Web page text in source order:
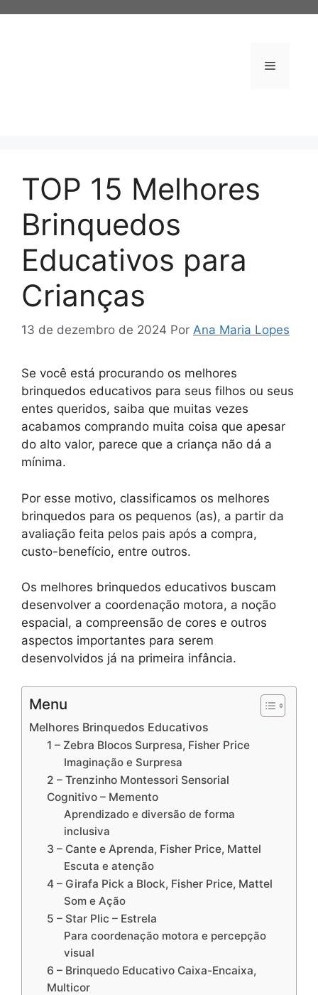
Menu
TOP 15 Melhores
Brinquedos
Educativos para
Crianças
13 de dezembro de 2024 Por Ana Maria Lopes
Se você está procurando os melhores
brinquedos educativos para seus filhos ou seus
entes queridos, saiba que muitas vezes
acabamos comprando muita coisa que apesar
do alto valor, parece que a criança não dá a
mínima.
Por esse motivo, classificamos os melhores
brinquedos para os pequenos (as), a partir da
avaliação feita pelos pais após a compra,
custo-benefício, entre outros.
Os melhores brinquedos educativos buscam
desenvolver a coordenação motora, a noção
espacial, a compreensão de cores e outros
aspectos importantes para serem
desenvolvidos já na primeira infância.
Menu
Melhores Brinquedos Educativos
1 – Zebra Blocos Surpresa, Fisher Price
Imaginação e Surpresa
2 – Trenzinho Montessori Sensorial
Cognitivo – Memento
Aprendizado e diversão de forma
inclusiva
3 – Cante e Aprenda, Fisher Price, Mattel
Escuta e atenção
4 – Girafa Pick a Block, Fisher Price, Mattel
Som e Ação
5 – Star Plic – Estrela
Para coordenação motora e percepção
visual
6 – Brinquedo Educativo Caixa-Encaixa,
Multicor